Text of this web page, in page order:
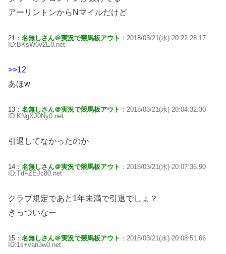
アーリントンからNマイルだけど
21： 名無しさん＠実況で競馬板アウト ：2018/03/21(水) 20:22:28.17
ID:BKsW6v2E0.net
>>12
あほw
13： 名無しさん＠実況で競馬板アウト ：2018/03/21(水) 20:04:32.30
ID:KNgXJ0Ny0.net
引退してなかったのか
14： 名無しさん＠実況で競馬板アウト ：2018/03/21(水) 20:07:36.90
ID:TdFZEJc80.net
クラブ規定であと1年未満で引退でしょ？
きっついなー
15： 名無しさん＠実況で競馬板アウト ：2018/03/21(水) 20:08:51.66
ID:1s+van3w0.net